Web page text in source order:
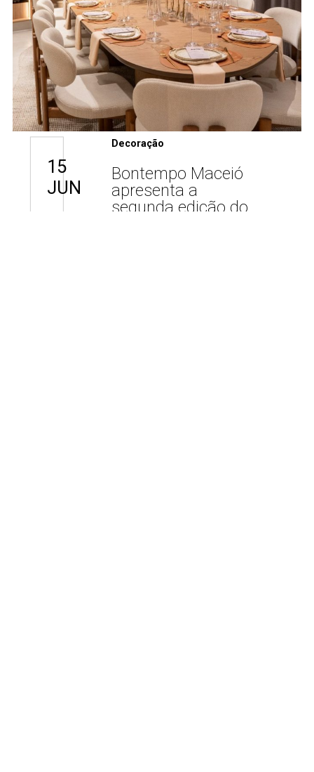
15
JUN
Decoração
Bontempo Maceió
apresenta a
segunda edição do